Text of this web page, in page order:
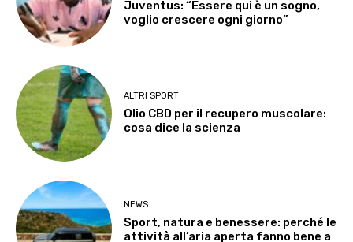
Juventus: “Essere qui è un sogno,
voglio crescere ogni giorno”
ALTRI SPORT
Olio CBD per il recupero muscolare:
cosa dice la scienza
NEWS
Sport, natura e benessere: perché le
attività all’aria aperta fanno bene a